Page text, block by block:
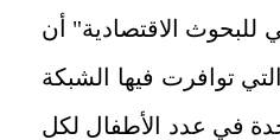
للبحوث الاقتصادية" أن
توافرت فيها الشبكة
في عدد الأطفال لكل